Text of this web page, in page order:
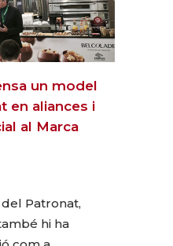
un model
en aliances i
al Marca
Patronat,
hi ha